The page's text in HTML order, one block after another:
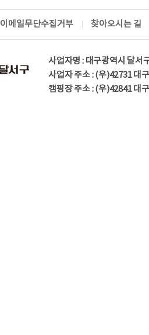
이메일무단수집거부 찾아오시는 길
사업자명 : 대구광역시 달
사업자 주소 : (우)42731 대
캠핑장 주소 : (우)42841